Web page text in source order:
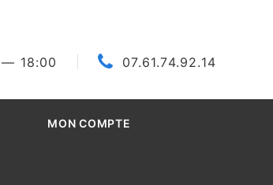
— 18:00 07.61.74.92.14
MON COMPTE